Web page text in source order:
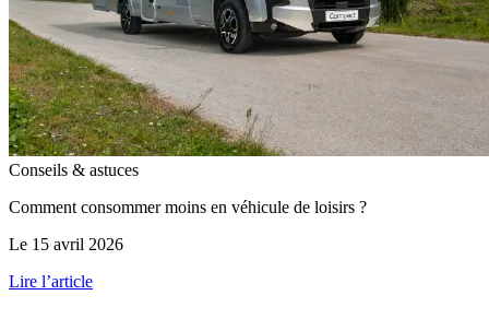
Conseils & astuces
Comment consommer moins en véhicule de loisirs ?
Le 15 avril 2026
Lire l’article